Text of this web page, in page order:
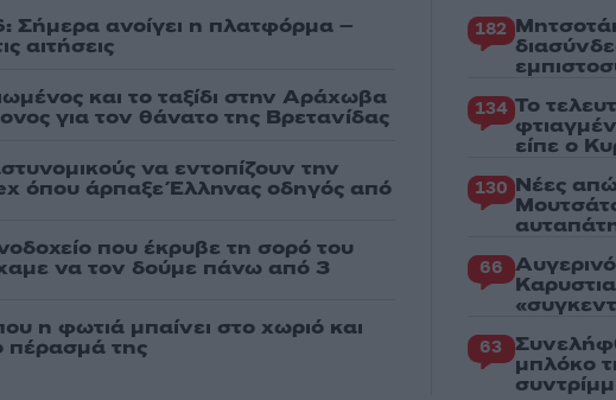
Σήμερα ανοίγει η πλατφόρμα –
αιτήσεις
και το ταξίδι στην Αράχωβα
για τον θάνατο της Βρετανίδας
να εντοπίζουν την
όπου άρπαξε Έλληνας οδηγός από
που έκρυβε τη σορό του
να τον δούμε πάνω από 3
η φωτιά μπαίνει στο χωριό και
πέρασμά της
182
134 Το
είπε ο
130 Νέες
66
63
μπλόκο